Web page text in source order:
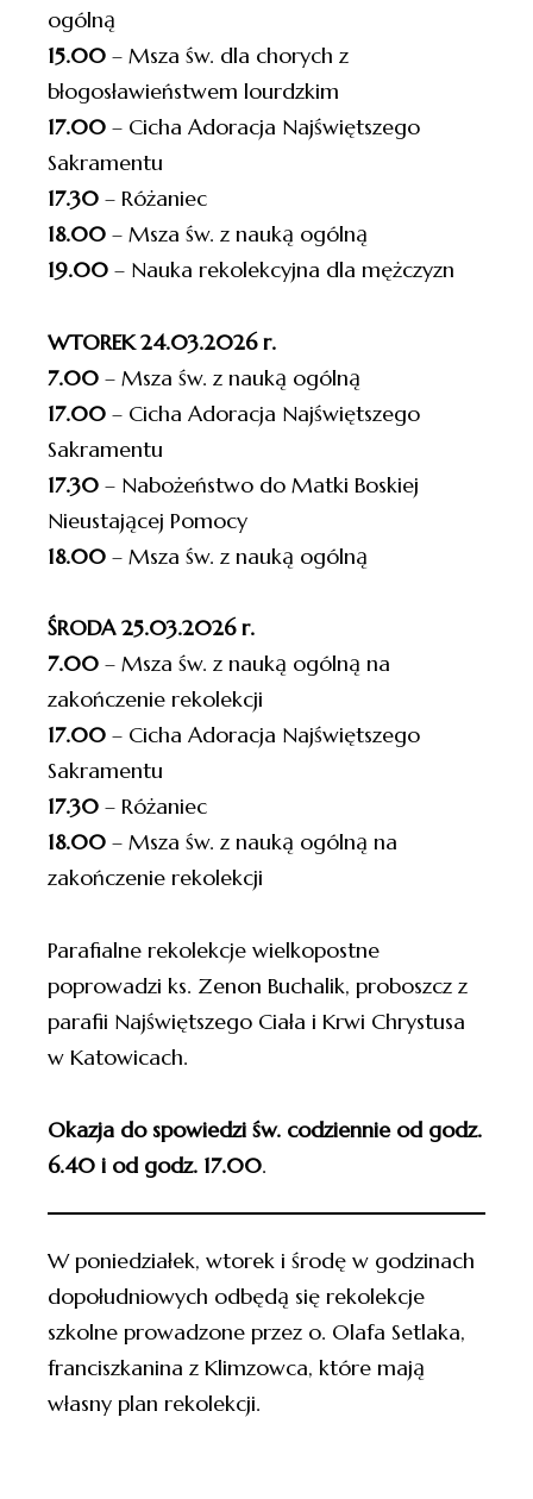
ogólną
15.00 – Msza św. dla chorych z
błogosławieństwem lourdzkim
17.00 – Cicha Adoracja Najświętszego
Sakramentu
17.30 – Różaniec
18.00 – Msza św. z nauką ogólną
19.00 – Nauka rekolekcyjna dla mężczyzn
WTOREK 24.03.2026 r.
7.00 – Msza św. z nauką ogólną
17.00 – Cicha Adoracja Najświętszego
Sakramentu
17.30 – Nabożeństwo do Matki Boskiej
Nieustającej Pomocy
18.00 – Msza św. z nauką ogólną
ŚRODA 25.03.2026 r.
7.00 – Msza św. z nauką ogólną na
zakończenie rekolekcji
17.00 – Cicha Adoracja Najświętszego
Sakramentu
17.30 – Różaniec
18.00 – Msza św. z nauką ogólną na
zakończenie rekolekcji
Parafialne rekolekcje wielkopostne
poprowadzi ks. Zenon Buchalik, proboszcz z
parafii Najświętszego Ciała i Krwi Chrystusa
w Katowicach.
Okazja do spowiedzi św. codziennie od godz.
6.40 i od godz. 17.00.
W poniedziałek, wtorek i środę w godzinach
dopołudniowych odbędą się rekolekcje
szkolne prowadzone przez o. Olafa Setlaka,
franciszkanina z Klimzowca, które mają
własny plan rekolekcji.